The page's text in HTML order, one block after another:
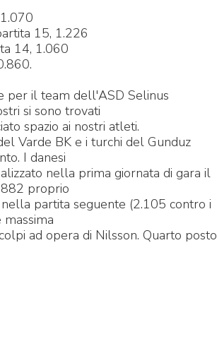
15, 1.226
14, 1.060
per il team dell'ASD Selinus
si sono trovati
spazio ai nostri atleti.
Varde BK e i turchi del Gunduz
I danesi
nella prima giornata di gara il
proprio
partita seguente (2.105 contro i
ad opera di Nilsson. Quarto posto